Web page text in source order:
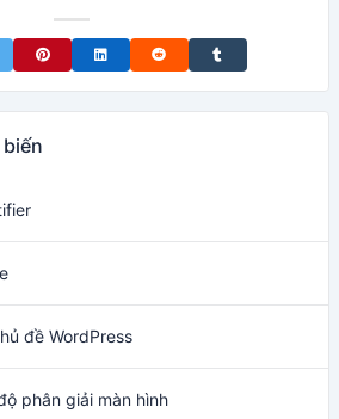
on Twitter
Share on Pinterest
Share on LinkedIn
Share on RedditShare on Tumblr
đề WordPress
phân giải màn hình